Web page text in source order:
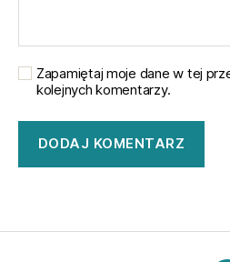
Zapamiętaj moje dane w tej
kolejnych komentarzy.